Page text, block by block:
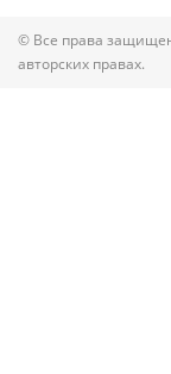
© Все права
авторских правах.